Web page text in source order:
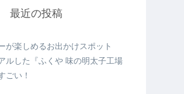
最近の投稿
が楽しめるお出かけスポット
ルした『ふくや 味の明太子工場
ごい！